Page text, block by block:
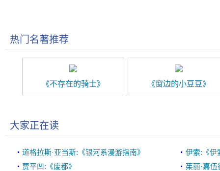
热门名著推荐
《不存在的骑士》 《窗边的小豆豆》
大家正在读
道格拉斯·亚当斯:《银河系漫游指南》
伊索:《伊
贾平凹:《废都》
茱丽·嘉